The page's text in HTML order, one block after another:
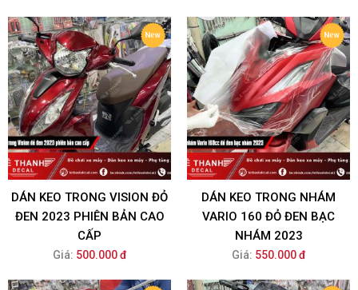
DÁN KEO TRONG VISION ĐỎ
ĐEN 2023 PHIÊN BẢN CAO
CẤP
Giá: 500.000 đ
DÁN KEO TRONG NHÁM
VARIO 160 ĐỎ ĐEN BẠC
NHÁM 2023
Giá: 550.000 đ